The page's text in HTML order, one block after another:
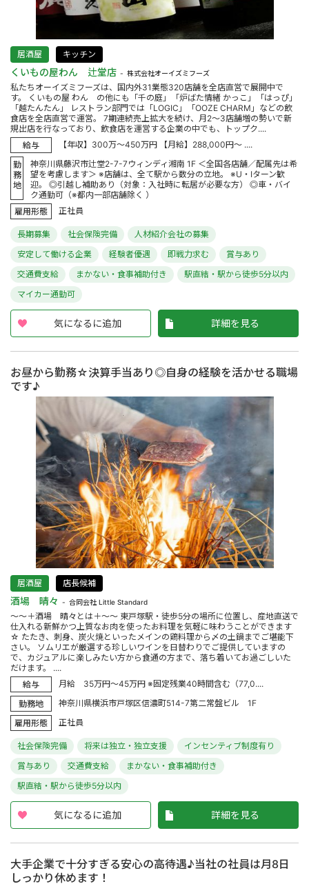
居酒屋 キッチン
くいもの屋わん 辻堂店 株式会社オーイズミフーズ
私たちオーイズミフーズは、国内外31業態320店舗を全店直営で展開中で
す。 くいもの屋 わん の他にも「千の庭」「炉ばた情緒 かっこ」「はっぴ」
「越たんたん」 レストラン部門では「LOGIC」「OOZE CHARM」などの飲
食店を全店直営で運営。 7期連続売上拡大を続け、月2～3店舗増の勢いで新
規出店を行なっており、飲食店を運営する企業の中でも、トップク....
給与
【年収】300万～450万円 【月給】288,000円～ ....
勤
務
地
神奈川県藤沢市辻堂2-7-7ウィンディ湘南 1F ＜全国各店舗／配属先は希
望を考慮します＞ ※店舗は、全て駅から数分の立地。 ※U・Iターン歓
迎。 ◎引越し補助あり（対象：入社時に転居が必要な方） ◎車・バイ
ク通勤可（※都内一部店舗除く ）
雇用形態
正社員
長期募集 社会保険完備
人材紹介会社の募集
安定して働ける企業
経験者優遇 即戦力求む
賞与あり
交通費支給
まかない・食事補助付き
駅直結・駅から徒歩5分以内
マイカー通勤可
気になるに追加 詳細を見る
お昼から勤務☆決算手当あり◎自身の経験を活かせる職場
です♪
居酒屋 店長候補
酒場 晴々 合同会社 Little Standard
～～＋酒場 晴々とは＋～～ 東戸塚駅・徒歩5分の場所に位置し、産地直送で
仕入れる新鮮かつ上質なお肉を使ったお料理を気軽に味わうことができます
☆ たたき、刺身、炭火焼といったメインの鶏料理から〆の土鍋までご堪能下
さい。 ソムリエが厳選する珍しいワインを日替わりでご提供していますの
で、カジュアルに楽しみたい方から食通の方まで、落ち着いてお過ごしいた
だけます。 ....
給与
月給 35万円～45万円 ※固定残業40時間含む（77,0....
勤務地
神奈川県横浜市戸塚区信濃町514-7第二常盤ビル 1F
雇用形態
正社員
社会保険完備 将来は独立・独立支援
インセンティブ制度有り
賞与あり
交通費支給
まかない・食事補助付き
駅直結・駅から徒歩5分以内
気になるに追加 詳細を見る
大手企業で十分すぎる安心の高待遇♪当社の社員は月8日
しっかり休めます！